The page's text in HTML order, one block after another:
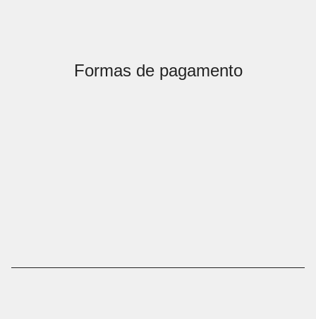
Formas de pagamento